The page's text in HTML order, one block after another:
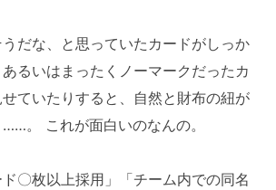
だな、と思っていたカードがしっか
るいはまったくノーマークだったカ
ていたりすると、自然と財布の紐が
。 これが面白いのなんの。
〇枚以上採用」「チーム内での同名